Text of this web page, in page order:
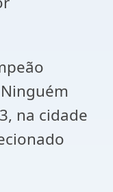
na cidade